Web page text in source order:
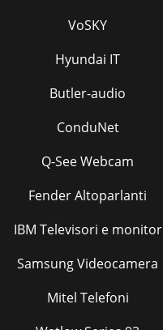
VoSKY
Hyundai IT
Butler-audio
ConduNet
Q-See Webcam
Fender Altoparlanti
IBM Televisori e monitor
Samsung Videocamera
Mitel Telefoni